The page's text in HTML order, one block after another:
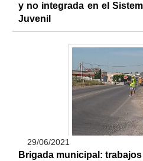
y no integrada en el
Juvenil
29/06/2021
Brigada municipal: